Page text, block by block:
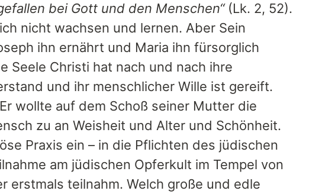
bei Gott und den Menschen“(Lk. 2, 52).
nicht wachsen und lernen. Aber Sein
ihn ernährt und Maria ihn fürsorglich
Seele Christi hat nach und nach ihre
und ihr menschlicher Wille ist gereift.
wollte auf dem Schoß seiner Mutter die
zu an Weisheit und Alter und Schönheit.
Praxis ein – in die Pflichten des jüdischen
am jüdischen Opferkult im Tempel von
erstmals teilnahm. Welch große und edle